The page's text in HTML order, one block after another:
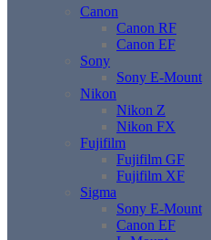
Canon
Canon RF
Canon EF
Sony
Sony E-Mount
Nikon
Nikon Z
Nikon FX
Fujifilm
Fujifilm GF
Fujifilm XF
Sigma
Sony E-Mount
Canon EF